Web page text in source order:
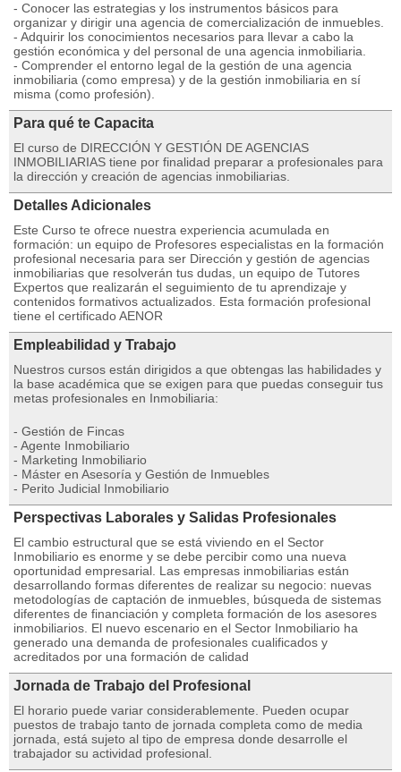
- Conocer las estrategias y los instrumentos básicos para
organizar y dirigir una agencia de comercialización de inmuebles.
- Adquirir los conocimientos necesarios para llevar a cabo la
gestión económica y del personal de una agencia inmobiliaria.
- Comprender el entorno legal de la gestión de una agencia
inmobiliaria (como empresa) y de la gestión inmobiliaria en sí
misma (como profesión).
Para qué te Capacita
El curso de DIRECCIÓN Y GESTIÓN DE AGENCIAS
INMOBILIARIAS tiene por finalidad preparar a profesionales para
la dirección y creación de agencias inmobiliarias.
Detalles Adicionales
Este Curso te ofrece nuestra experiencia acumulada en
formación: un equipo de Profesores especialistas en la formación
profesional necesaria para ser Dirección y gestión de agencias
inmobiliarias que resolverán tus dudas, un equipo de Tutores
Expertos que realizarán el seguimiento de tu aprendizaje y
contenidos formativos actualizados. Esta formación profesional
tiene el certificado AENOR
Empleabilidad y Trabajo
Nuestros cursos están dirigidos a que obtengas las habilidades y
la base académica que se exigen para que puedas conseguir tus
metas profesionales en Inmobiliaria:
- Gestión de Fincas
- Agente Inmobiliario
- Marketing Inmobiliario
- Máster en Asesoría y Gestión de Inmuebles
- Perito Judicial Inmobiliario
Perspectivas Laborales y Salidas Profesionales
El cambio estructural que se está viviendo en el Sector
Inmobiliario es enorme y se debe percibir como una nueva
oportunidad empresarial. Las empresas inmobiliarias están
desarrollando formas diferentes de realizar su negocio: nuevas
metodologías de captación de inmuebles, búsqueda de sistemas
diferentes de financiación y completa formación de los asesores
inmobiliarios. El nuevo escenario en el Sector Inmobiliario ha
generado una demanda de profesionales cualificados y
acreditados por una formación de calidad
Jornada de Trabajo del Profesional
El horario puede variar considerablemente. Pueden ocupar
puestos de trabajo tanto de jornada completa como de media
jornada, está sujeto al tipo de empresa donde desarrolle el
trabajador su actividad profesional.